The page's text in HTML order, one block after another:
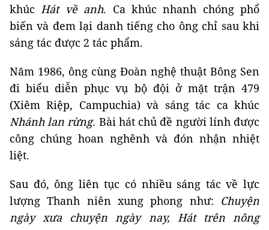
khúcHát về anh. Ca khúc nhanh chóng phổ
biến và đem lại danh tiếng cho ông chỉ sau khi
sáng tác được 2 tác phẩm.
Năm 1986, ông cùng Đoàn nghệ thuật Bông Sen
đi biểu diễn phục vụ bộ đội ở mặt trận 479
(Xiêm Riệp, Campuchia) và sáng tác ca khúc
Nhánh lan rừng. Bài hát chủ đề người lính được
công chúng hoan nghênh và đón nhận nhiệt
liệt.
Sau đó, ông liên tục có nhiều sáng tác về lực
lượng Thanh niên xung phong như: Chuyện
ngày xưa chuyện ngày nay, Hát trên nông